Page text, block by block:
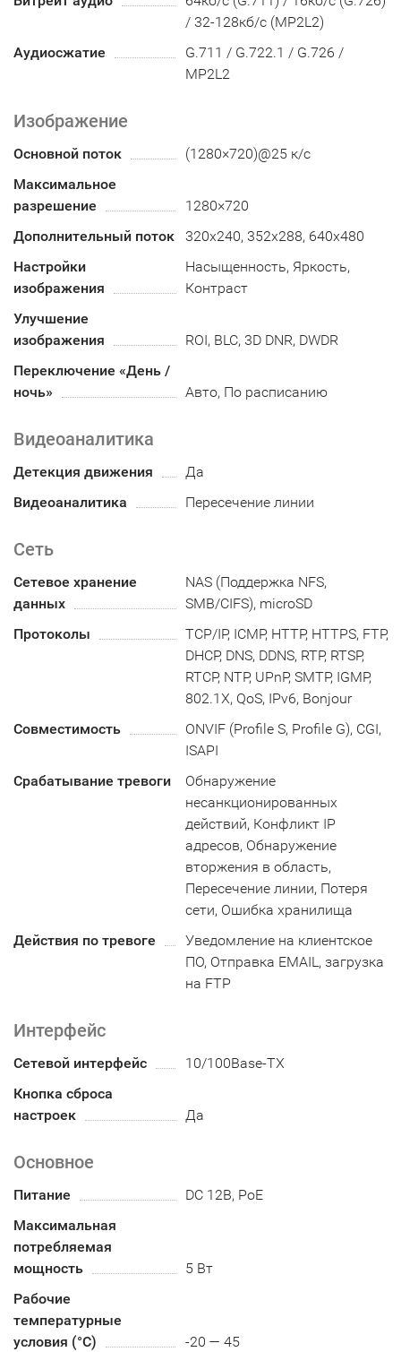
/ 32-128кб/с (MP2L2)
Аудиосжатие
G.711 / G.722.1 / G.726 /
MP2L2
Изображение
Основной поток
(1280×720)@25 к/с
Максимальное
разрешение
1280×720
Дополнительный поток
320x240, 352х288, 640x480
Настройки
изображения
Насыщенность, Яркость,
Контраст
Улучшение
изображения
ROI, BLC, 3D DNR, DWDR
Переключение «День /
ночь»
Авто, По расписанию
Видеоаналитика
Детекция движения
Да
Видеоаналитика
Пересечение линии
Сеть
Сетевое хранение
данных
NAS (Поддержка NFS,
SMB/CIFS), microSD
Протоколы
TCP/IP, ICMP, HTTP, HTTPS, FTP,
DHCP, DNS, DDNS, RTP, RTSP,
RTCP, NTP, UPnP, SMTP, IGMP,
802.1X, QoS, IPv6, Bonjour
Совместимость
ONVIF (Profile S, Profile G), CGI,
ISAPI
Срабатывание тревоги
Обнаружение
несанкционированных
действий, Конфликт IP
адресов, Обнаружение
вторжения в область,
Пересечение линии, Потеря
сети, Ошибка хранилища
Действия по тревоге
Уведомление на клиентское
ПО, Отправка EMAIL, загрузка
на FTP
Интерфейс
Сетевой интерфейс
10/100Base-TX
Кнопка сброса
настроек
Да
Основное
Питание
DC 12В, PoE
Максимальная
потребляемая
мощность
5 Вт
Рабочие
температурные
условия (°С)
-20 — 45